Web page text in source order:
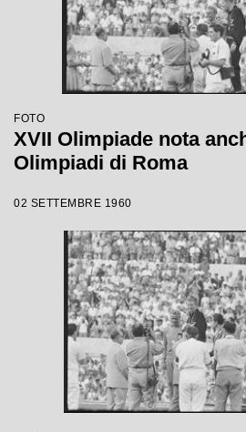
FOTO
XVII Olimpiade nota
Olimpiadi di Roma
02 SETTEMBRE 1960